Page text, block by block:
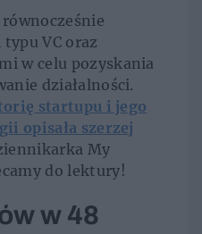
VC oraz
w celu pozyskania
działalności.
startupu i jego
opisała szerzej
My
do lektury!
w 48